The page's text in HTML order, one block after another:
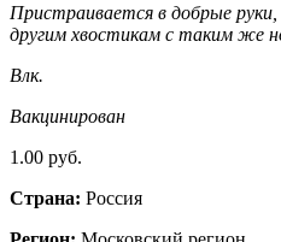
Пристраивается в добрые
другим хвостикам с таким же
Влк.
Вакцинирован
1.00 руб.
Страна: Россия